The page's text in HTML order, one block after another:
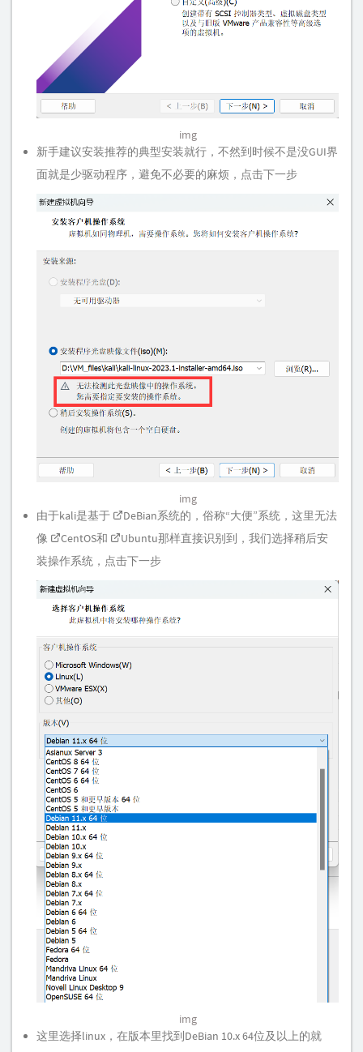
img
新手建议安装推荐的典型安装就行，不然到时候不是没GUI界
面就是少驱动程序，避免不必要的麻烦，点击下一步
img
由于kali是基于
DeBian系统的，俗称“大便”系统，这里无法
像
CentOS和 Ubuntu那样直接识别到，我们选择稍后安
装操作系统，点击下一步
img
这里选择linux，在版本里找到DeBian 10.x 64位及以上的就